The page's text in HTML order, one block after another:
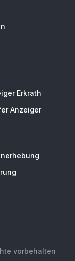
Erkrath
Anzeiger
vorbehalten